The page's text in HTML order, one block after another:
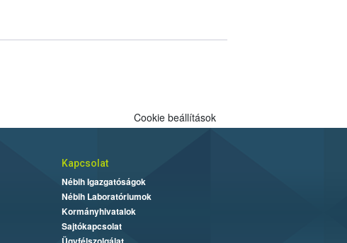
Cookie beállítások
Kapcsolat
Nébih Igazgatóságok
Nébih Laboratóriumok
Kormányhivatalok
Sajtókapcsolat